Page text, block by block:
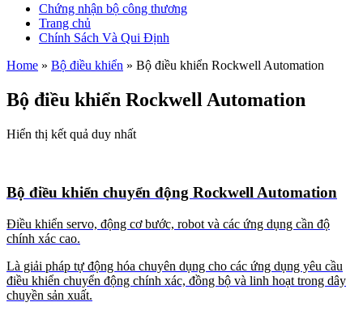
Chứng nhận bộ công thương
Trang chủ
Chính Sách Và Qui Định
Home » Bộ điều khiển » Bộ điều khiển Rockwell Automation
Bộ điều khiển Rockwell Automation
Hiển thị kết quả duy nhất
Bộ điều khiển chuyển động Rockwell Automation
Điều khiển servo, động cơ bước, robot và các ứng dụng cần độ
chính xác cao.
Là giải pháp tự động hóa chuyên dụng cho các ứng dụng yêu cầu
điều khiển chuyển động chính xác, đồng bộ và linh hoạt trong dây
chuyền sản xuất.